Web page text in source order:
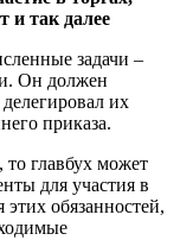
и так далее
задачи –
Он должен
их
приказа.
главбух может
для участия в
обязанностей,